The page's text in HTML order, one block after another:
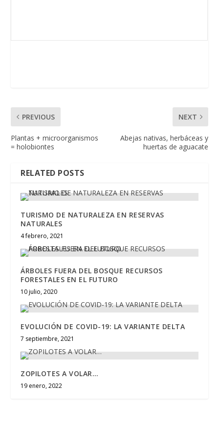
PREVIOUS
Plantas + microorganismos
= holobiontes
NEXT
Abejas nativas, herbáceas y
huertas de aguacate
RELATED POSTS
TURISMO DE NATURALEZA EN RESERVAS
NATURALES
4 febrero, 2021
ÁRBOLES FUERA DEL BOSQUE RECURSOS
FORESTALES EN EL FUTURO
10 julio, 2020
EVOLUCIÓN DE COVID-19: LA VARIANTE DELTA
7 septiembre, 2021
ZOPILOTES A VOLAR…
19 enero, 2022